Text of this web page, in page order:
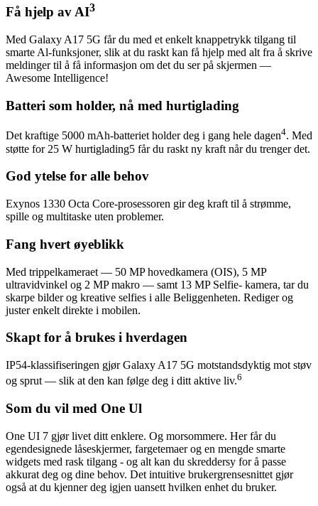
Få hjelp av AI3
Med Galaxy A17 5G får du med et enkelt knappetrykk tilgang til
smarte Al-funksjoner, slik at du raskt kan få hjelp med alt fra å skrive
meldinger til å få informasjon om det du ser på skjermen —
Awesome Intelligence!
Batteri som holder, nå med hurtiglading
Det kraftige 5000 mAh-batteriet holder deg i gang hele dagen4. Med
støtte for 25 W hurtiglading5 får du raskt ny kraft når du trenger det.
God ytelse for alle behov
Exynos 1330 Octa Core-prosessoren gir deg kraft til å strømme,
spille og multitaske uten problemer.
Fang hvert øyeblikk
Med trippelkameraet — 50 MP hovedkamera (OIS), 5 MP
ultravidvinkel og 2 MP makro — samt 13 MP Selfie- kamera, tar du
skarpe bilder og kreative selfies i alle Beliggenheten. Rediger og
juster enkelt direkte i mobilen.
Skapt for å brukes i hverdagen
IP54-klassifiseringen gjør Galaxy A17 5G motstandsdyktig mot støv
og sprut — slik at den kan følge deg i ditt aktive liv.6
Som du vil med One Ul
One UI 7 gjør livet ditt enklere. Og morsommere. Her får du
egendesignede låseskjermer, fargetemaer og en mengde smarte
widgets med rask tilgang - og alt kan du skreddersy for å passe
akkurat deg og dine behov. Det intuitive brukergrensesnittet gjør
også at du kjenner deg igjen uansett hvilken enhet du bruker.